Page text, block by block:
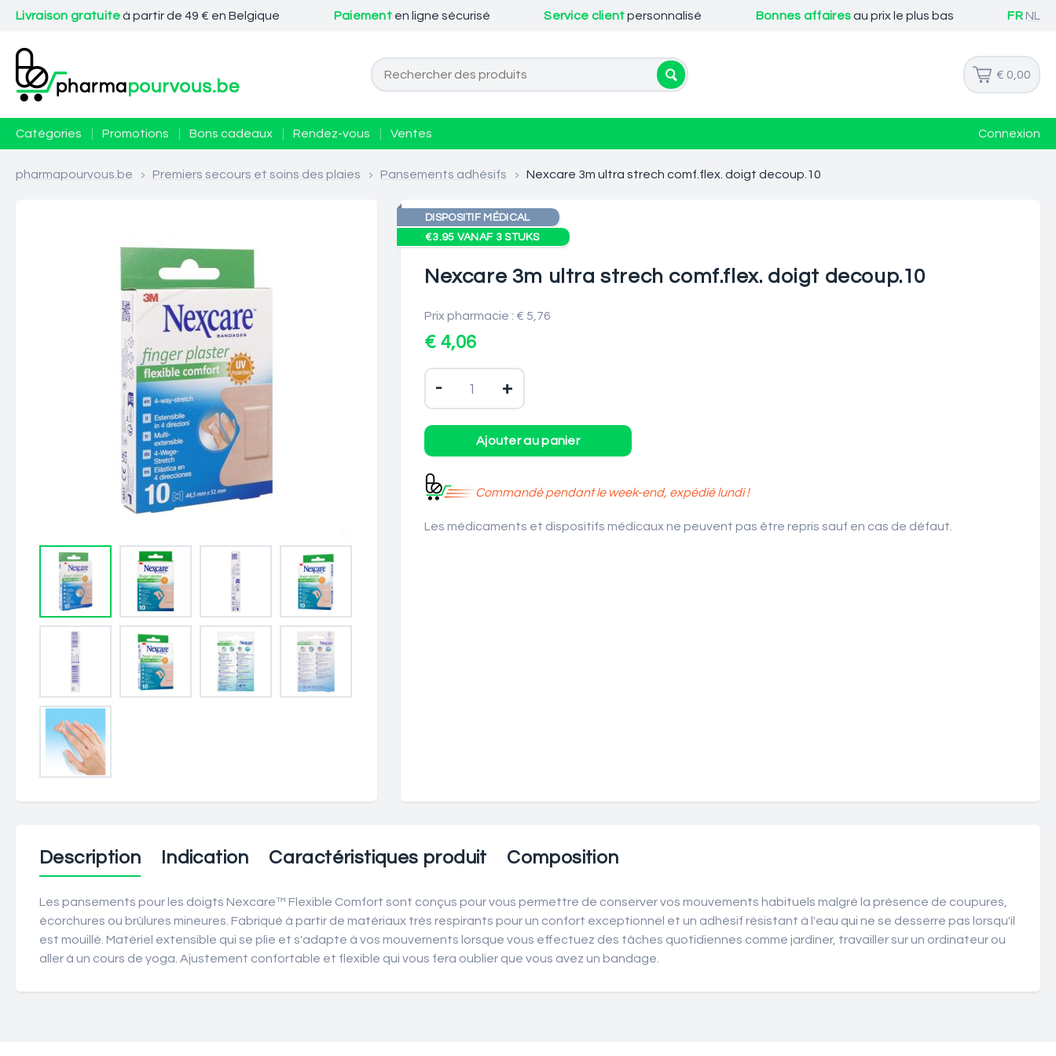
Livraison gratuiteà partir de 49 € en Belgique Paiement en ligne sécurisé Service clientpersonnalisé Bonnes affairesau prix le plus bas FR NL
€ 0,00
Catégories Promotions Bons cadeaux Rendez-vous Ventes Connexion
pharmapourvous.be > Premiers secours et soins des plaies > Pansements adhésifs > Nexcare 3m ultra strech comf.flex. doigt decoup.10
DISPOSITIF MÉDICAL
€3.95 VANAF 3 STUKS
Nexcare 3m ultra strech comf.flex. doigt decoup.10
Prix pharmacie : € 5,76
€ 4,06
- +
Commandé pendant le week-end, expédié lundi !
Les médicaments et dispositifs médicaux ne peuvent pas être repris sauf en cas de défaut.
Description Indication Caractéristiques produit Composition
Les pansements pour les doigts Nexcare™ Flexible Comfort sont conçus pour vous permettre de conserver vos mouvements habituels malgré la présence de coupures,
écorchures ou brûlures mineures. Fabriqué à partir de matériaux très respirants pour un confort exceptionnel et un adhésif résistant à l'eau qui ne se desserre pas lorsqu'il
est mouillé. Matériel extensible qui se plie et s'adapte à vos mouvements lorsque vous effectuez des tâches quotidiennes comme jardiner, travailler sur un ordinateur ou
aller à un cours de yoga. Ajustement confortable et flexible qui vous fera oublier que vous avez un bandage.